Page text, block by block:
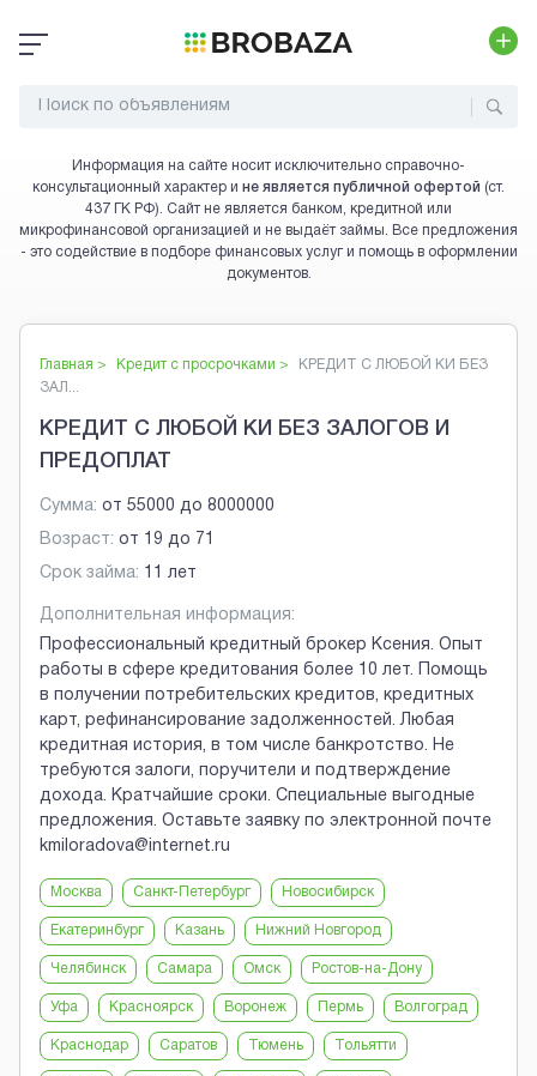
Информация на сайте носит исключительно справочно-
консультационный характер и не является публичной офертой (ст.
437 ГК РФ). Сайт не является банком, кредитной или
микрофинансовой организацией и не выдаёт займы. Все предложения
- это содействие в подборе финансовых услуг и помощь в оформлении
документов.
Главная > Кредит с просрочками >
КРЕДИТ С ЛЮБОЙ КИ БЕЗ
ЗАЛ...
КРЕДИТ С ЛЮБОЙ КИ БЕЗ ЗАЛОГОВ И
ПРЕДОПЛАТ
Сумма: от 55000 до 8000000
Возраст: от 19 до 71
Срок займа: 11 лет
Дополнительная информация:
Профессиональный кредитный брокер Ксения. Опыт
работы в сфере кредитования более 10 лет. Помощь
в получении потребительских кредитов, кредитных
карт, рефинансирование задолженностей. Любая
кредитная история, в том числе банкротство. Не
требуются залоги, поручители и подтверждение
дохода. Кратчайшие сроки. Специальные выгодные
предложения. Оставьте заявку по электронной почте
kmiloradova@internet.ru
Москва Санкт-Петербург Новосибирск
Екатеринбург Казань Нижний Новгород
Челябинск Самара Омск Ростов-на-Дону
Уфа Красноярск Воронеж Пермь Волгоград
Краснодар Саратов Тюмень Тольятти